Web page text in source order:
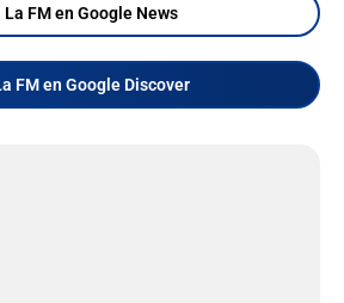
La FM en Google News
FM en Google Discover